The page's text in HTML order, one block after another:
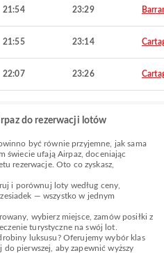
21:54 23:29
21:55 23:14
22:07 23:26
do rezerwacji lotów
być równie przyjemne, jak sama
świecie ufają Airpaz, doceniając
rezerwacje. Oto co zyskasz,
i porównuj loty według ceny,
— wszystko w jednym
wybierz miejsce, zamów posiłki z
turystyczne na swój lot.
luksusu? Oferujemy wybór klas
pierwszej, aby zapewnić wyższy